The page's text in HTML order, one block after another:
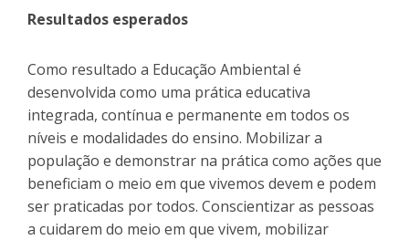
Resultados esperados
Como resultado a Educação Ambiental é
desenvolvida como uma prática educativa
integrada, contínua e permanente em todos os
níveis e modalidades do ensino. Mobilizar a
população e demonstrar na prática como ações que
beneficiam o meio em que vivemos devem e podem
ser praticadas por todos. Conscientizar as pessoas
a cuidarem do meio em que vivem, mobilizar